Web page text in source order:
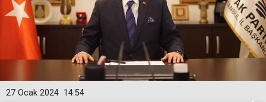
14:54
27 Ocak 2024